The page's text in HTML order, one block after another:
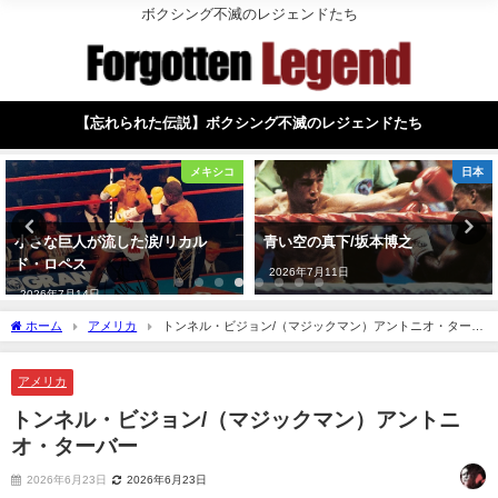
ボクシング不滅のレジェンドたち
【忘れられた伝説】ボクシング不滅のレジェンドたち
メキシコ
小さな巨人が流した涙/リカル
ド・ロペス
2026年7月14日
日本
青い空の真下/坂本博之
2026年7月11日
ホーム アメリカ
トンネル・ビジョン/（マジックマン）アントニオ・ターバ
ー
アメリカ
トンネル・ビジョン/（マジックマン）アントニ
オ・ターバー
2026年6月23日 2026年6月23日